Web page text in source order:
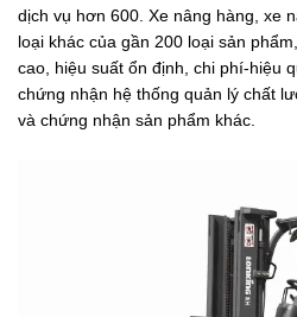
dịch vụ hơn 600. Xe nâng hàng, xe
loại khác của gần 200 loại sản
cao, hiệu suất ổn định, chi phí-hiệu
chứng nhận hệ thống quản lý chất
và chứng nhận sản phẩm khác.